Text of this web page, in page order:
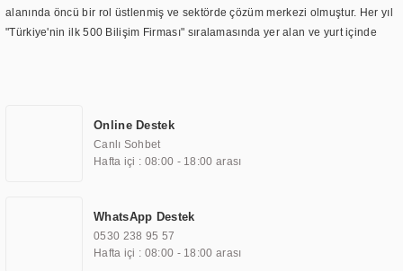
alanında öncü bir rol üstlenmiş ve sektörde çözüm merkezi olmuştur. Her yıl
"Türkiye'nin ilk 500 Bilişim Firması" sıralamasında yer alan ve yurt içinde
TOCHI markası altında kendi ürettiği ürünlerde kullanmıştır. Günümüzde
TOCHI; videowall, digital signage, kiosk, totem, akıllı durak ekranı, araç içi
ekran, asansör ekranı, digital menüboard, marin ekran, medikal ekran,
ekranları, endüstriyel ekranlar, kapı önü bilgi ekranları, panel PC,
endüstriyel Panel PC, mini PC, endüstriyel mini PC ve akıllı bina sistemleri
gibi çözümleri 4.5" ile 110” boyutları arasında üretebilirken, ayrıca standart
Online Destek
Canlı Sohbet
Hafta içi : 08:00 - 18:00 arası
WhatsApp Destek
0530 238 95 57
Hafta içi : 08:00 - 18:00 arası